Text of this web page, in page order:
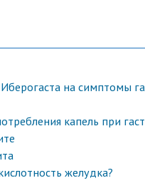
на симптомы
капель при
желудка?